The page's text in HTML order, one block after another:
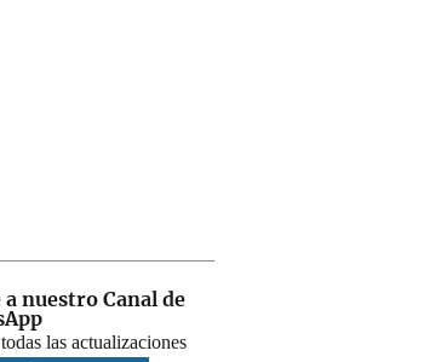
a nuestro Canal de
las actualizaciones